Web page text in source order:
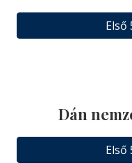
Első
Dán
Első